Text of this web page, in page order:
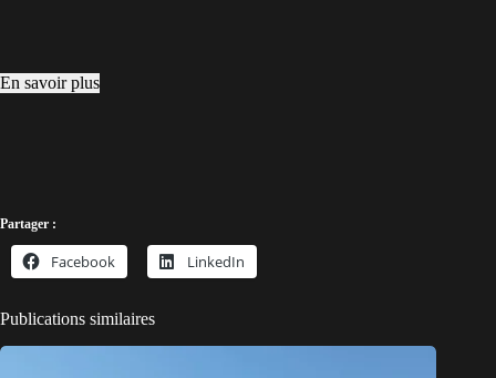
En savoir plus
Partager :
Facebook LinkedIn
Publications similaires